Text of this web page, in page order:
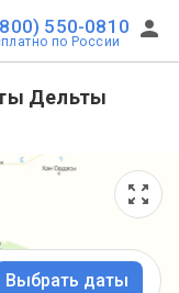
550-0810
по России
Дельты
Выбрать даты